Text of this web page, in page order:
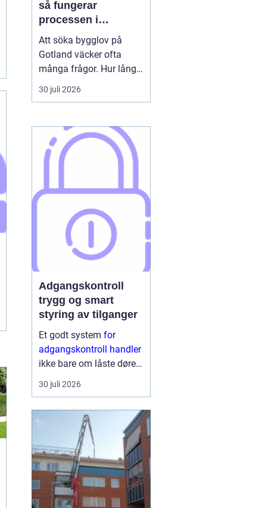
så fungerar
processen i
praktiken
Att söka bygglov på
Gotland väcker ofta
många frågor. Hur lång
tid tar det? Vilka
handlingar behövs? Och
nära havet eller i Visbys
känsliga kulturmiljö? För
den som sällan har
kännas både ...
30 juli 2026
Adgangskontroll
trygg og smart
styring av tilganger
Et godt system for
adgangskontroll handler
ikke bare om låste dører.
Det handler om å ha
oversikt, kunne styre
sikre mennesker, verdier
og informasjon på en
ryddig måte. Moderne
lø...
30 juli 2026